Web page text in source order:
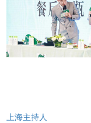
上海主持人